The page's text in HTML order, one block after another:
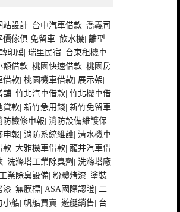
站設計 台中汽車借款 |喬義司
價傢俱 免留車 |飲水機 |離型
印膜 |瑞里民宿 台東租機車
額借款 |桃園快速借款 |桃園房
借款 |桃園機車借款 展示架
舖 |竹北汽車借款 |竹北機車借
貸款 |新竹急用錢 |新竹免留車
防檢修申報 |消防設備維護保
申報 |消防系統維護 |清水機車
款 |大雅機車借款 |龍井汽車借
洗滌塔工業除臭劑
洗滌塔廠
工業除臭設備 |粉體烤漆 |塗裝
漆 |無膜標 |ASA國際認證 |二
小船 帆船買賣 |遊艇銷售 台